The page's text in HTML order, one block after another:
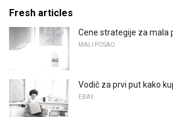
Fresh articles
Cene strategije za mala
MALI POSAO
Vodič za prvi put kako
EBAY